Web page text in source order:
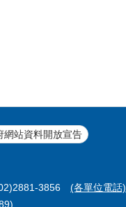
網站資料開放宣告
3856 (各單位電話)